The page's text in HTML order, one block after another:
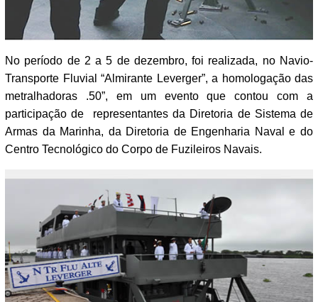
No período de 2 a 5 de dezembro, foi realizada, no Navio-
Transporte Fluvial “Almirante Leverger”, a homologação das
metralhadoras .50”, em um evento que contou com a
participação de representantes da Diretoria de Sistema de
Armas da Marinha, da Diretoria de Engenharia Naval e do
Centro Tecnológico do Corpo de Fuzileiros Navais.